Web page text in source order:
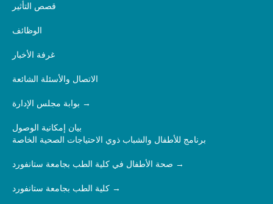
قصص التأثير
الوظائف
غرفة الأخبار
الاتصال والأسئلة الشائعة
بوابة مجلس الإدارة
بيان إمكانية الوصول
برنامج للأطفال والشباب ذوي الاحتياجات الصحية الخاصة
صحة الأطفال في كلية الطب بجامعة ستانفورد
كلية الطب بجامعة ستانفورد